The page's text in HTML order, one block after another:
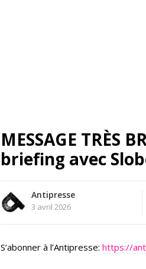
MESSAGE TRÈS
briefing avec
Antipresse
3 avril 2026
S’abonner à l’Antipresse: https://